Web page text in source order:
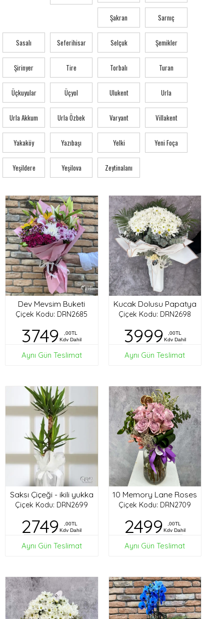
Şakran Sarnıç
Sasalı Seferihisar Selçuk Şemikler
Şirinyer Tire Torbalı Turan
Üçkuyular Üçyol Ulukent Urla
Urla Akkum Urla Özbek Varyant Villakent
Yakaköy Yazıbaşı Yelki Yeni Foça
Yeşildere Yeşilova Zeytinalanı
Dev Mevsim Buketi
Çiçek Kodu: DRN2685
3749
,00TL
Kdv Dahil
Aynı Gün Teslimat
Kucak Dolusu Papatya
Çiçek Kodu: DRN2698
3999
,00TL
Kdv Dahil
Aynı Gün Teslimat
Saksı Çiçeği - ikili yukka
Çiçek Kodu: DRN2699
2749
,00TL
Kdv Dahil
Aynı Gün Teslimat
10 Memory Lane Roses
Çiçek Kodu: DRN2709
2499
,00TL
Kdv Dahil
Aynı Gün Teslimat